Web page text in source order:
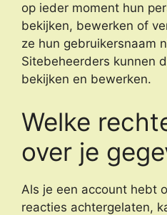
op ieder moment hun
bekijken, bewerken of
ze hun gebruikersnaam
Sitebeheerders kunnen
bekijken en bewerken.
Welke
over je
Als je een account hebt
reacties achtergelaten,